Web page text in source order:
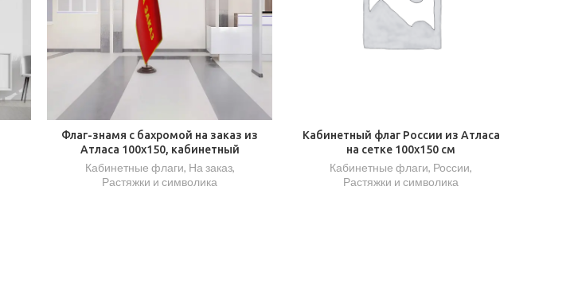
Флаг-знамя с бахромой на заказ из
Атласа 100х150, кабинетный
Кабинетные флаги, На заказ,
Растяжки и символика
Кабинетный флаг России из Атласа
на сетке 100х150 см
Кабинетные флаги, России,
Растяжки и символика